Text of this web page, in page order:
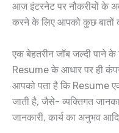
आज इंटरनेट पर नौकरीयों के
करने के लिए आपको कुछ बातों
एक बेहतरीन जॉब जल्दी पाने
Resume के आधार पर ही
आपको पता है कि Resume
जाती है, जैसे- व्यक्तिगत
जानकारी, कार्य का अनुभव